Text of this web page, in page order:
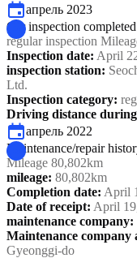
апрель 2023
Car inspection completed
regular inspection
Inspection date: April
inspection station:
Ltd.
Inspection category:
Driving distance
апрель 2022
Maintenance/repair
Mileage 80,802km
mileage: 80,802km
Completion date: April
Date of receipt: April
maintenance company:
Maintenance company
Gyeonggi-do